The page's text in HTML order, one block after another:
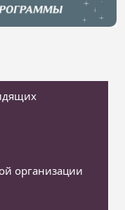
организации